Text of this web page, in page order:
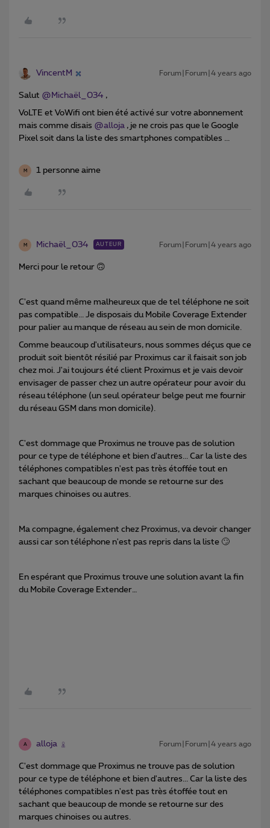
VincentM Forum|Forum|4 years ago
Salut @Michaël_034 ,
VoLTE et VoWifi ont bien été activé sur votre abonnement
mais comme disais @alloja , je ne crois pas que le Google
Pixel soit dans la liste des smartphones compatibles ...
M 1 personne aime
M Michaël_034 AUTEUR Forum|Forum|4 years ago
Merci pour le retour 🙃
C'est quand même malheureux que de tel téléphone ne soit
pas compatible... Je disposais du Mobile Coverage Extender
pour palier au manque de réseau au sein de mon domicile.
Comme beaucoup d'utilisateurs, nous sommes déçus que ce
produit soit bientôt résilié par Proximus car il faisait son job
chez moi. J'ai toujours été client Proximus et je vais devoir
envisager de passer chez un autre opérateur pour avoir du
réseau téléphone (un seul opérateur belge peut me fournir
du réseau GSM dans mon domicile).
C'est dommage que Proximus ne trouve pas de solution
pour ce type de téléphone et bien d'autres... Car la liste des
téléphones compatibles n'est pas très étoffée tout en
sachant que beaucoup de monde se retourne sur des
marques chinoises ou autres.
Ma compagne, également chez Proximus, va devoir changer
aussi car son téléphone n'est pas repris dans la liste 🙄
En espérant que Proximus trouve une solution avant la fin
du Mobile Coverage Extender…
A alloja Forum|Forum|4 years ago
C'est dommage que Proximus ne trouve pas de solution
pour ce type de téléphone et bien d'autres... Car la liste des
téléphones compatibles n'est pas très étoffée tout en
sachant que beaucoup de monde se retourne sur des
marques chinoises ou autres.